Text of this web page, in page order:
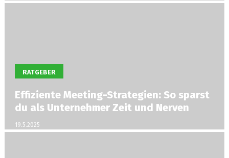
RATGEBER
Effiziente Meeting-Strategien: So sparst
du als Unternehmer Zeit und Nerven
19.5.2025